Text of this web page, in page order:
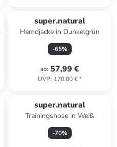
super.natural
Hemdjacke in Dunkelgrün
-65%
ab: 57,99 €
UVP: 170,00 €*
super.natural
Trainingshose in Weiß
-70%